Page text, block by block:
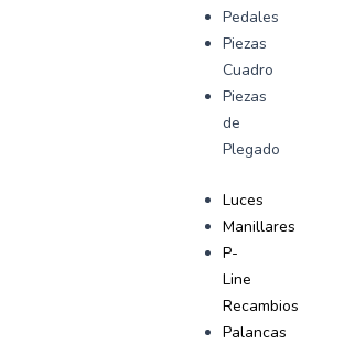
Pedales
Piezas
Cuadro
Piezas
de
Plegado
Luces
Manillares
P-
Line
Recambios
Palancas